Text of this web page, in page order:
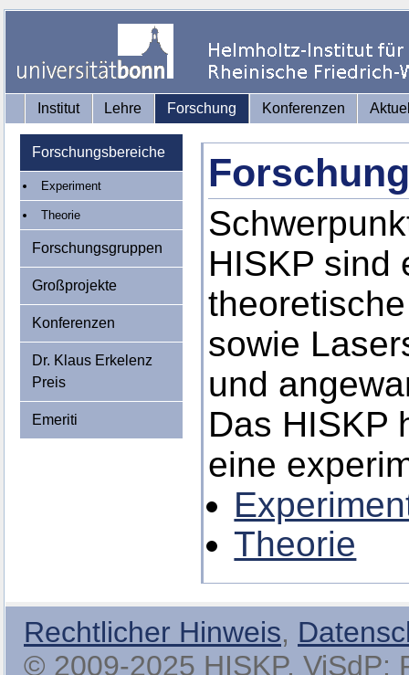
Institut Lehre Forschung Konferenzen
Forschungsbereiche
Experiment
Theorie
Forschungsgruppen
Großprojekte
Konferenzen
Dr. Klaus Erkelenz
Preis
Emeriti
HISKP sind
sowie
und
Das HISKP
eine
Theorie
Rechtlicher Hinweis,
© 2009-2025 HISKP, ViSdP: